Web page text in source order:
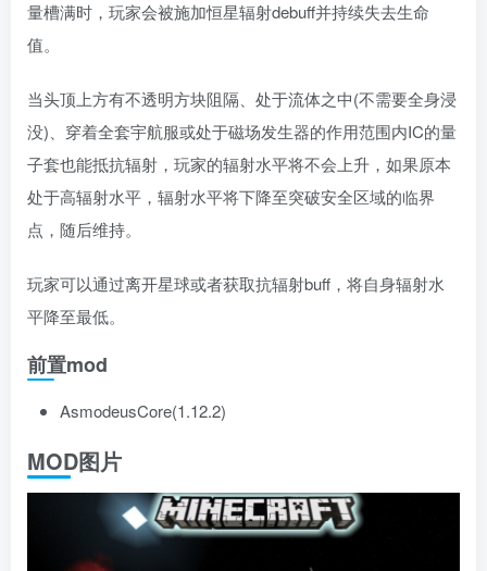
量槽满时，玩家会被施加恒星辐射debuff并持续失去生命
值。
当头顶上方有不透明方块阻隔、处于流体之中(不需要全身浸
没)、穿着全套宇航服或处于磁场发生器的作用范围内IC的量
子套也能抵抗辐射，玩家的辐射水平将不会上升，如果原本
处于高辐射水平，辐射水平将下降至突破安全区域的临界
点，随后维持。
玩家可以通过离开星球或者获取抗辐射buff，将自身辐射水
平降至最低。
前置mod
AsmodeusCore(1.12.2)
MOD图片